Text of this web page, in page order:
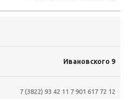
Ивановского 9
7 (3822) 93 42 11 7 901 617 72 12